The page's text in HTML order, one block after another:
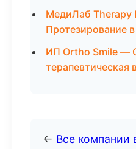
МедиЛаб Therapy
Протезирование
ИП Ortho Smile —
терапевтическая
← Все компании